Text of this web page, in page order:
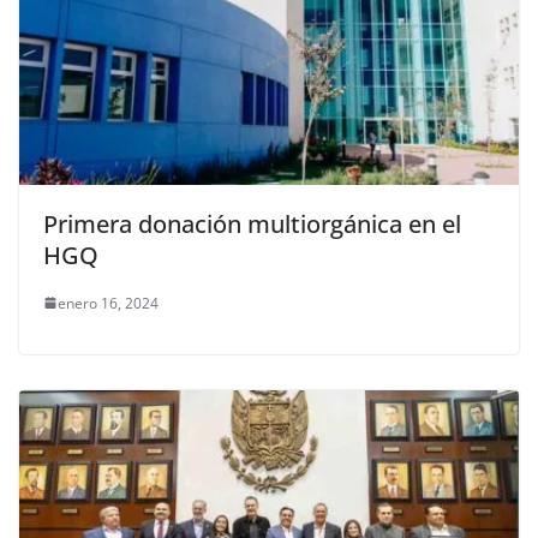
Primera donación multiorgánica en el
HGQ
enero 16, 2024